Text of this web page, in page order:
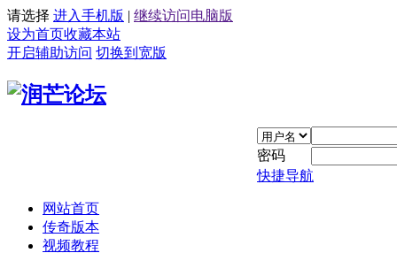
请选择 进入手机版 | 继续访问电脑版
设为首页收藏本站
开启辅助访问 切换到宽版
密码
快捷导航
网站首页
传奇版本
视频教程